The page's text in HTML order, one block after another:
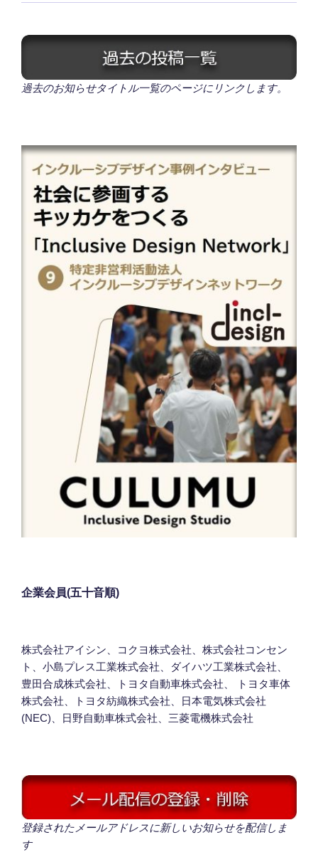
過去のお知らせタイトル一覧のページにリンクします。
企業会員(五十音順)
株式会社アイシン、コクヨ株式会社、株式会社コンセン
ト、小島プレス工業株式会社、ダイハツ工業株式会社、
豊田合成株式会社、トヨタ自動車株式会社、 トヨタ車体
株式会社、トヨタ紡織株式会社、日本電気株式会社
(NEC)、日野自動車株式会社、三菱電機株式会社
登録されたメールアドレスに新しいお知らせを配信しま
す